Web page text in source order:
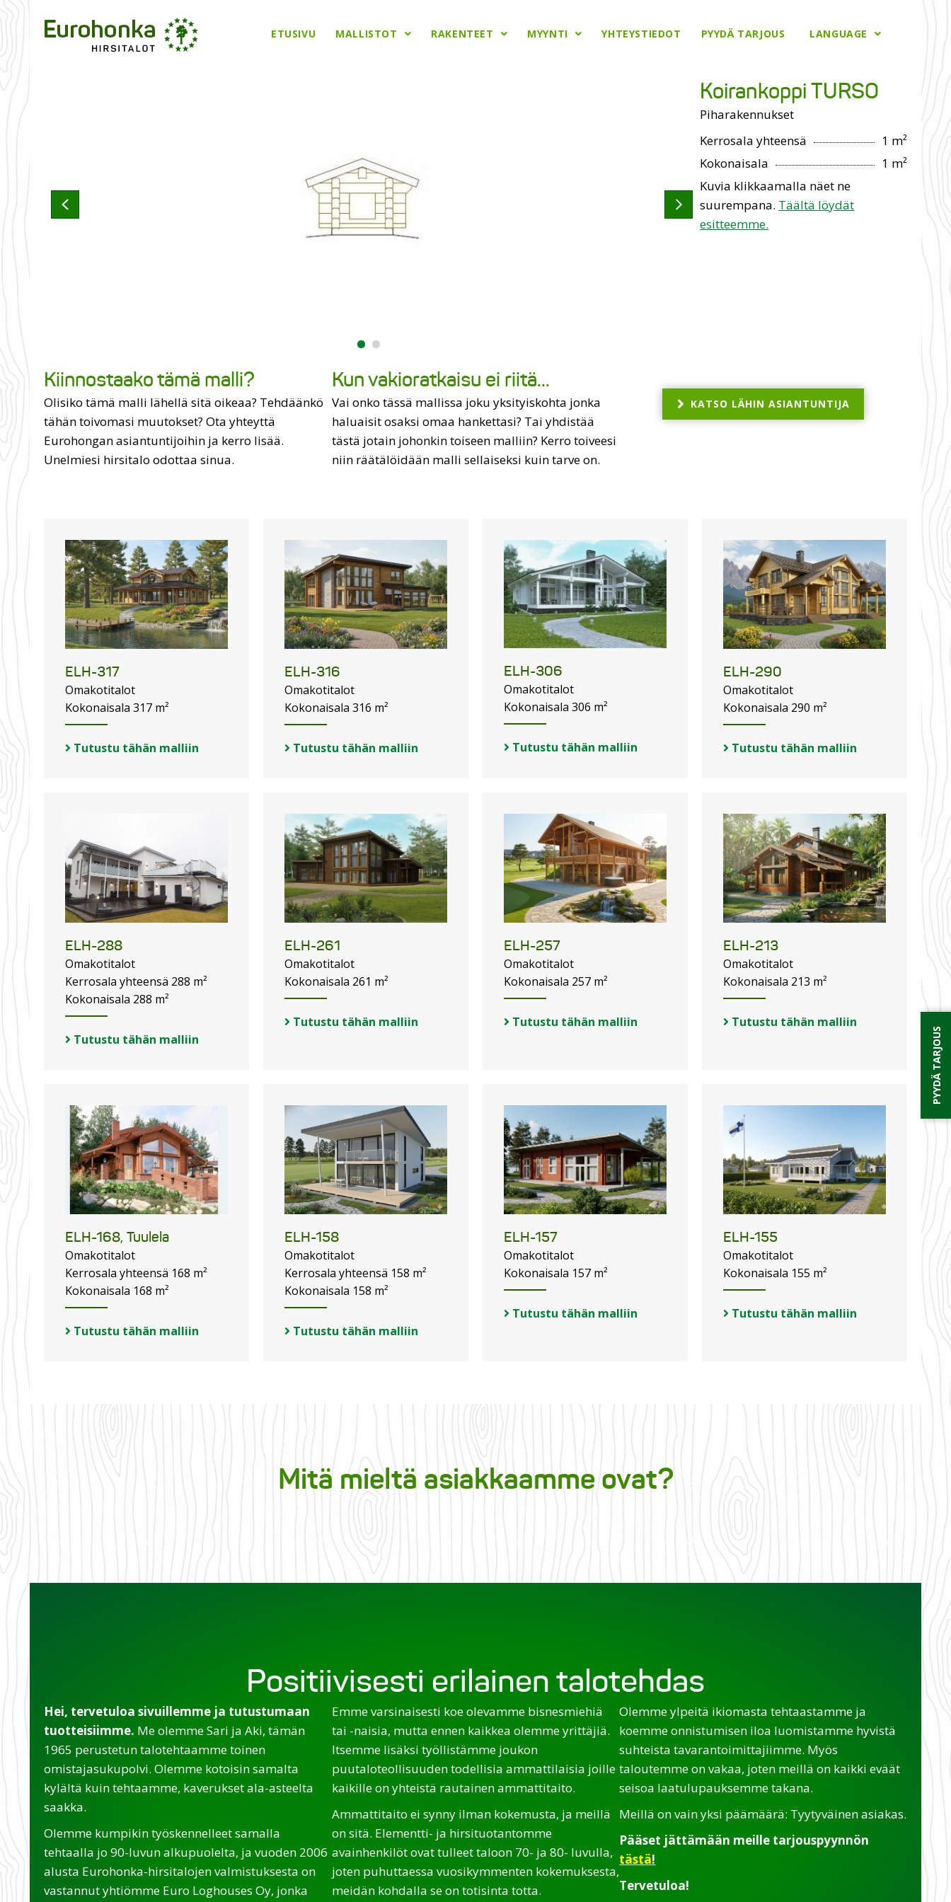
ETUSIVU MALLISTOT RAKENTEET MYYNTI YHTEYSTIEDOT PYYDÄ TARJOUS LANGUAGE
Koirankoppi TURSO
Piharakennukset
Kerrosala yhteensä
1 m²
Kokonaisala
1 m²
Kuvia klikkaamalla näet ne
suurempana. Täältä löydät
esitteemme.
Kiinnostaako tämä malli?
Olisiko tämä malli lähellä sitä oikeaa? Tehdäänkö
tähän toivomasi muutokset? Ota yhteyttä
Eurohongan asiantuntijoihin ja kerro lisää.
Unelmiesi hirsitalo odottaa sinua.
Kun vakioratkaisu ei riitä...
Vai onko tässä mallissa joku yksityiskohta jonka
haluaisit osaksi omaa hankettasi? Tai yhdistää
tästä jotain johonkin toiseen malliin? Kerro toiveesi
niin räätälöidään malli sellaiseksi kuin tarve on.
KATSO LÄHIN ASIANTUNTIJA
ELH-317
Omakotitalot
Kokonaisala 317 m²
Tutustu tähän malliin
ELH-316
Omakotitalot
Kokonaisala 316 m²
Tutustu tähän malliin
ELH-306
Omakotitalot
Kokonaisala 306 m²
Tutustu tähän malliin
ELH-290
Omakotitalot
Kokonaisala 290 m²
Tutustu tähän malliin
ELH-288
Omakotitalot
Kerrosala yhteensä 288 m²
Kokonaisala 288 m²
Tutustu tähän malliin
ELH-261
Omakotitalot
Kokonaisala 261 m²
Tutustu tähän malliin
ELH-257
Omakotitalot
Kokonaisala 257 m²
Tutustu tähän malliin
ELH-213
Omakotitalot
Kokonaisala 213 m²
Tutustu tähän malliin
ELH-168, Tuulela
Omakotitalot
Kerrosala yhteensä 168 m²
Kokonaisala 168 m²
Tutustu tähän malliin
ELH-158
Omakotitalot
Kerrosala yhteensä 158 m²
Kokonaisala 158 m²
Tutustu tähän malliin
ELH-157
Omakotitalot
Kokonaisala 157 m²
Tutustu tähän malliin
ELH-155
Omakotitalot
Kokonaisala 155 m²
Tutustu tähän malliin
Mitä mieltä asiakkaamme ovat?
PYYDÄ TARJOUS
Positiivisesti erilainen talotehdas
Hei, tervetuloa sivuillemme ja tutustumaan
tuotteisiimme. Me olemme Sari ja Aki, tämän
1965 perustetun talotehtaamme toinen
omistajasukupolvi. Olemme kotoisin samalta
kylältä kuin tehtaamme, kaverukset ala-asteelta
saakka.
Olemme kumpikin työskennelleet samalla
tehtaalla jo 90-luvun alkupuolelta, ja vuoden 2006
alusta Eurohonka-hirsitalojen valmistuksesta on
vastannut yhtiömme Euro Loghouses Oy, jonka
Emme varsinaisesti koe olevamme bisnesmiehiä
tai -naisia, mutta ennen kaikkea olemme yrittäjiä.
Itsemme lisäksi työllistämme joukon
puutaloteollisuuden todellisia ammattilaisia joille
kaikille on yhteistä rautainen ammattitaito.
Ammattitaito ei synny ilman kokemusta, ja meillä
on sitä. Elementti- ja hirsituotantomme
avainhenkilöt ovat tulleet taloon 70- ja 80- luvulla,
joten puhuttaessa vuosikymmenten kokemuksesta,
meidän kohdalla se on totisinta totta.
Olemme ylpeitä ikiomasta tehtaastamme ja
koemme onnistumisen iloa luomistamme hyvistä
suhteista tavarantoimittajiimme. Myös
taloutemme on vakaa, joten meillä on kaikki eväät
seisoa laatulupauksemme takana.
Meillä on vain yksi päämäärä: Tyytyväinen asiakas.
Pääset jättämään meille tarjouspyynnön
tästä!
Tervetuloa!